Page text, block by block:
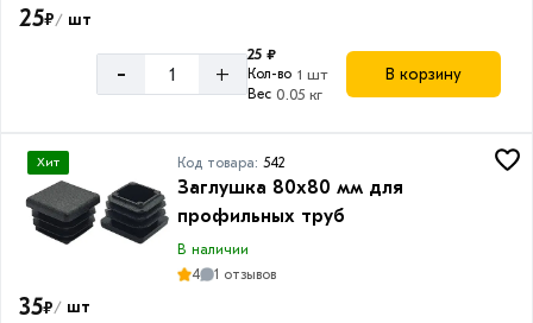
25₽/ шт
- +
25 ₽
Кол-во 1 шт
Вес 0.05 кг
В корзину
Хит Код товара: 542
Заглушка 80х80 мм для
профильных труб
В наличии
4
1 отзывов
35₽/ шт